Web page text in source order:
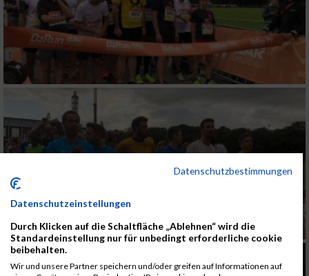
Datenschutzbestimmungen
Datenschutzeinstellungen
Durch Klicken auf die Schaltfläche „Ablehnen“ wird die
Standardeinstellung nur für unbedingt erforderliche cookie
beibehalten.
Wir und unsere Partner speichern und/oder greifen auf Informationen auf